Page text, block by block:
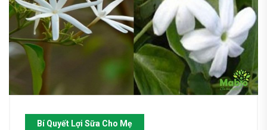
Bí Quyết Lợi Sữa Cho Mẹ